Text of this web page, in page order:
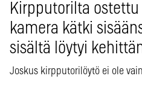
Kirpputorilta
kamera kätki
sisältä löytyi
Joskus kirpputorilöytö ei ole